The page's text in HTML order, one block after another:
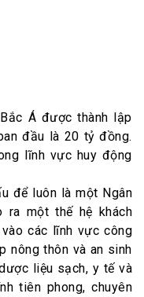
Á được thành lập
đầu là 20 tỷ đồng.
lĩnh vực huy động
để luôn là một Ngân
ra một thế hệ khách
các lĩnh vực công
nông thôn và an sinh
liệu sạch, y tế và
tiên phong, chuyên